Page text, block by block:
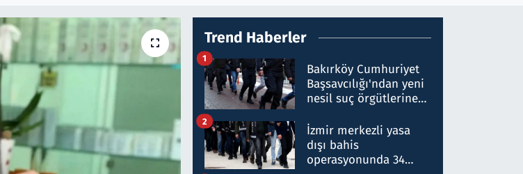
Trend Haberler
Bakırköy Cumhuriyet
Başsavcılığı'ndan yeni
nesil suç örgütlerine
hakkında gözaltı kararı
1
İzmir merkezli yasa
dışı bahis
operasyonunda 34
2